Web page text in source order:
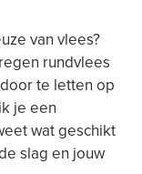
van vlees?
rundvlees
te letten op
je een
wat geschikt
slag en jouw